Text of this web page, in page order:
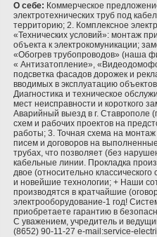
О себе: Коммерческое
электротехнических труб под
территорию; 2. Комплексное
«Технических условий»: монтаж
объекта к электрокомуникации;
«Обогрев трубопроводов» (наша
« Антизатопление»,
подсветка фасадов дорожек и
вводимых в эксплуатацию
Диагностика и техническое
мест неисправности и короткого
Аварийный выезд в г. Ставрополе
схем и рабочих проектов на
работы; 3. Точная схема на
писем и договоров на
трубах, что позволяет (без
кабельные линии. Прокладка
двое (относительно
и новейшие технологии; + Наши
производятся в кратчайшие
электрооборудование-1 год!
приобретаете гарантию в
С уважением, учредитель и
(8652) 90-11-27 e-mail:service-